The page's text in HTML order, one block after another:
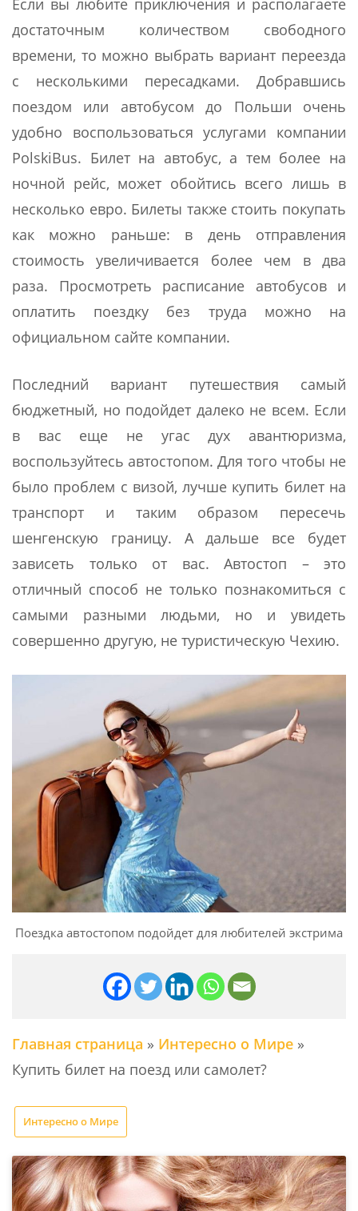
Если вы любите приключения и располагаете
достаточным количеством свободного
времени, то можно выбрать вариант переезда
с несколькими пересадками. Добравшись
поездом или автобусом до Польши очень
удобно воспользоваться услугами компании
PolskiBus. Билет на автобус, а тем более на
ночной рейс, может обойтись всего лишь в
несколько евро. Билеты также стоить покупать
как можно раньше: в день отправления
стоимость увеличивается более чем в два
раза. Просмотреть расписание автобусов и
оплатить поездку без труда можно на
официальном сайте компании.
Последний вариант путешествия самый
бюджетный, но подойдет далеко не всем. Если
в вас еще не угас дух авантюризма,
воспользуйтесь автостопом. Для того чтобы не
было проблем с визой, лучше купить билет на
транспорт и таким образом пересечь
шенгенскую границу. А дальше все будет
зависеть только от вас. Автостоп – это
отличный способ не только познакомиться с
самыми разными людьми, но и увидеть
совершенно другую, не туристическую Чехию.
Поездка автостопом подойдет для любителей экстрима
Главная страница » Интересно о Мире »
Купить билет на поезд или самолет?
Интересно о Мире